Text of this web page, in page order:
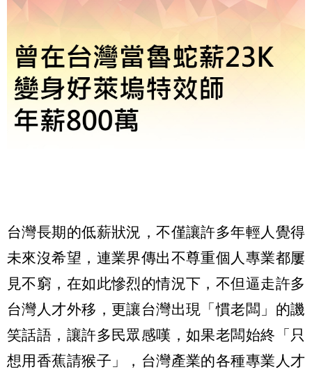
台灣長期的低薪狀況，不僅讓許多年輕人覺得
未來沒希望，連業界傳出不尊重個人專業都屢
見不窮，在如此慘烈的情況下，不但逼走許多
台灣人才外移，更讓台灣出現「慣老闆」的譏
笑話語，讓許多民眾感嘆，如果老闆始終「只
想用香蕉請猴子」，台灣產業的各種專業人才